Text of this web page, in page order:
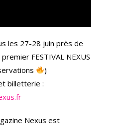
les 27-28 juin près de
FESTIVAL NEXUS
)
billetterie :
Nexus est